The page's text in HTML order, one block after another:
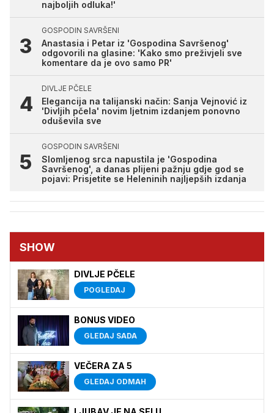
najboljih odluka!'
GOSPODIN SAVRŠENI
Anastasia i Petar iz 'Gospodina Savršenog'
odgovorili na glasine: 'Kako smo preživjeli sve
komentare da je ovo samo PR'
DIVLJE PČELE
Elegancija na talijanski način: Sanja Vejnović iz
'Divljih pčela' novim ljetnim izdanjem ponovno
oduševila sve
GOSPODIN SAVRŠENI
Slomljenog srca napustila je 'Gospodina
Savršenog', a danas plijeni pažnju gdje god se
pojavi: Prisjetite se Heleninih najljepših izdanja
SHOW
DIVLJE PČELE
POGLEDAJ
BONUS VIDEO
GLEDAJ SADA
VEČERA ZA 5
GLEDAJ ODMAH